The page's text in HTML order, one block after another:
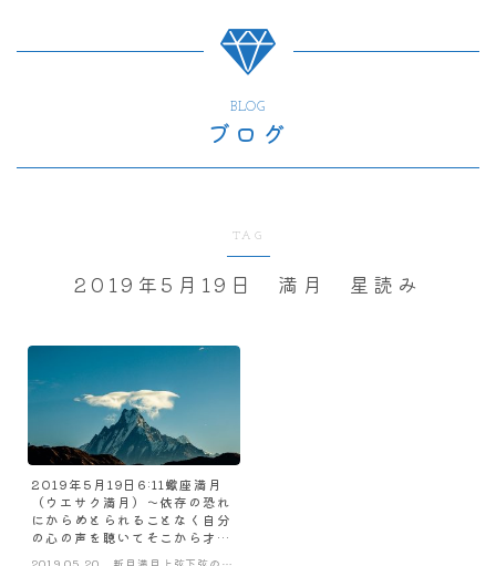
BLOG
ブログ
TAG
2019年5月19日 満月 星読み
2019年5月19日6:11蠍座満月
（ウエサク満月）～依存の恐れ
にからめとられることなく自分
の心の声を聴いてそこから才能